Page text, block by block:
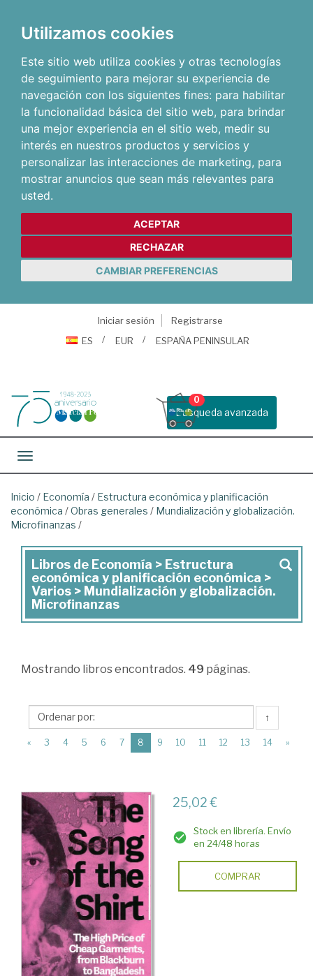
Utilizamos cookies
Este sitio web utiliza cookies y otras tecnologías
de seguimiento para mejorar su experiencia de
navegación con los siguientes fines: para habilitar
la funcionalidad básica del sitio web, para brindar
una mejor experiencia en el sitio web, medir su
interés en nuestros productos y servicios y
personalizar las interacciones de marketing, para
mostrar anuncios que sean más relevantes para
usted.
ACEPTAR
RECHAZAR
CAMBIAR PREFERENCIAS
Iniciar sesión
Registrarse
ES
EUR ESPAÑA PENINSULAR
Busqueda avanzada
0
Toggle navigation
Inicio / Economía / Estructura económica y planificación
económica /Obras generales / Mundialización y globalización.
Microfinanzas /
Libros
de
Economía
económica
y
planificación
económica
Varios
>
Mundialización
y
globalización.
Microfinanzas
Libros de Economía > Estructura
económica y planificación económica >
Varios > Mundialización y globalización.
Microfinanzas
Mostrando libros encontrados. 49 páginas.
↑
« 3 4 5 6 7 8 (current)
9 10 11 12 13 14 »
25,02 €
Stock en librería. Envío
en 24/48 horas
COMPRAR